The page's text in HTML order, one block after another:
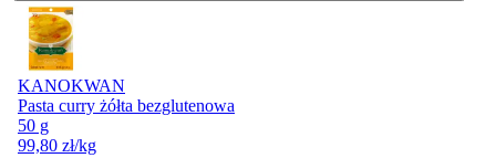
KANOKWAN
Pasta curry żółta bezglutenowa
50 g
99,80 zł/kg